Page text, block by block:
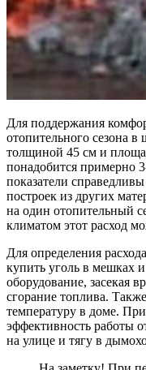
Для поддержания
отопительного сезона
толщиной 45 см и
понадобится примерно
показатели
построек из других
на один отопительный
климатом этот расход
Для определения
купить уголь в мешках
оборудование, засекая
сгорание топлива.
температуру в доме.
эффективность работы
на улице и тягу в